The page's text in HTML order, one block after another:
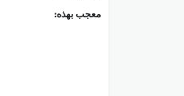
معجب بهذه: